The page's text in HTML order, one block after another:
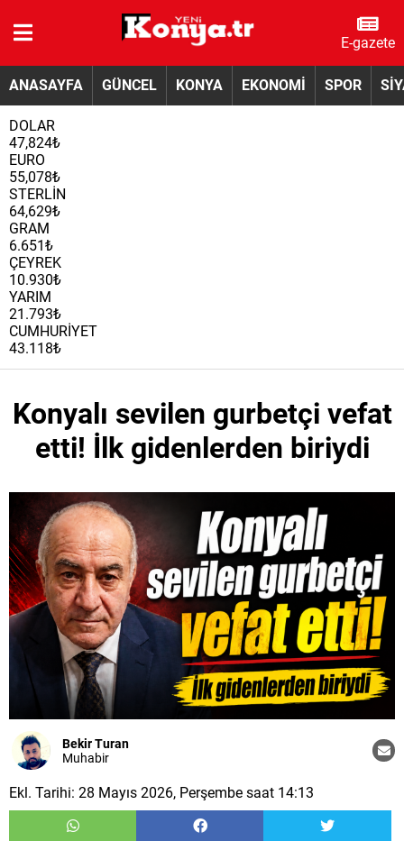
E-gazete
ANASAYFA GÜNCEL KONYA EKONOMİ SPOR
DOLAR
47,824₺
EURO
55,078₺
STERLİN
64,629₺
GRAM
6.651₺
ÇEYREK
10.930₺
YARIM
21.793₺
CUMHURİYET
43.118₺
Konyalı sevilen gurbetçi vefat
etti! İlk gidenlerden biriydi
Bekir Turan
Muhabir
Ekl. Tarihi: 28 Mayıs 2026, Perşembe saat 14:13